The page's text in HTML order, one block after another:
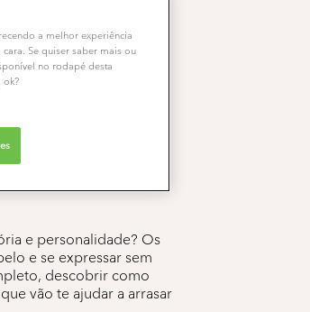
fazer
e personalidade? Os
e se expressar sem
descobrir como
vão te ajudar a arrasar
a melhor experiência
Se quiser saber mais ou
no rodapé desta
ok?